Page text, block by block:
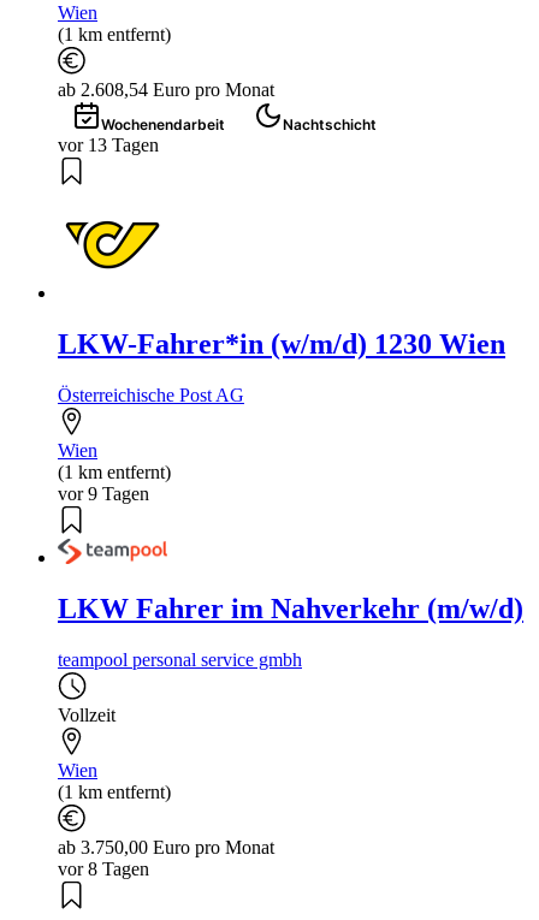
Wien
(1 km entfernt)
ab 2.608,54 Euro pro Monat
Wochenendarbeit Nachtschicht
vor 13 Tagen
LKW-Fahrer*in (w/m/d) 1230 Wien
Österreichische Post AG
Wien
(1 km entfernt)
vor 9 Tagen
LKW Fahrer im Nahverkehr (m/w/d)
teampool personal service gmbh
Vollzeit
Wien
(1 km entfernt)
ab 3.750,00 Euro pro Monat
vor 8 Tagen